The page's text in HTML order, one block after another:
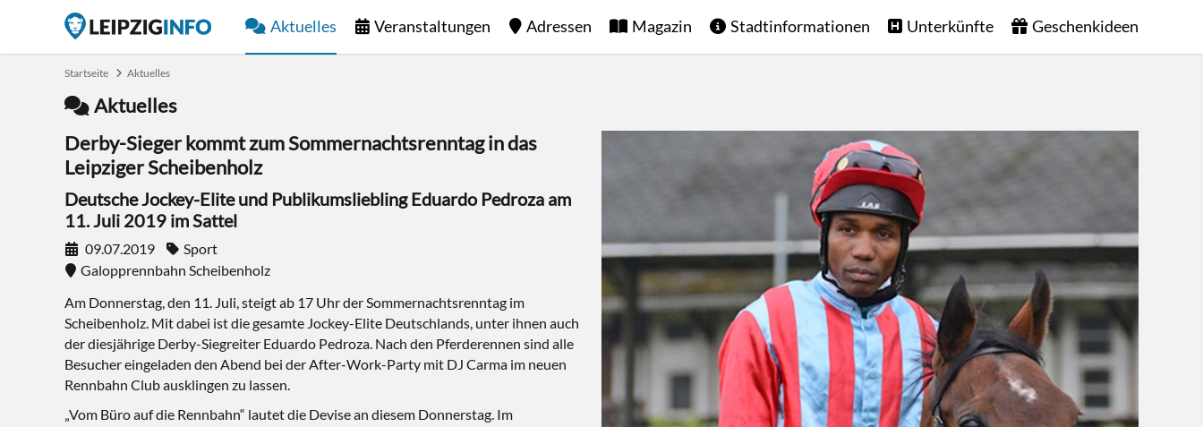
Aktuelles Veranstaltungen Adressen Magazin Stadtinformationen Unterkünfte Geschenkideen
Startseite Aktuelles
Aktuelles
Derby-Sieger kommt zum Sommernachtsrenntag in das
Leipziger Scheibenholz
Deutsche Jockey-Elite und Publikumsliebling Eduardo Pedroza am
11. Juli 2019 im Sattel
09.07.2019
Sport
Galopprennbahn Scheibenholz
Am Donnerstag, den 11. Juli, steigt ab 17 Uhr der Sommernachtsrenntag im
Scheibenholz. Mit dabei ist die gesamte Jockey-Elite Deutschlands, unter ihnen auch
der diesjährige Derby-Siegreiter Eduardo Pedroza. Nach den Pferderennen sind alle
Besucher eingeladen den Abend bei der After-Work-Party mit DJ Carma im neuen
Rennbahn Club ausklingen zu lassen.
„Vom Büro auf die Rennbahn“ lautet die Devise an diesem Donnerstag. Im